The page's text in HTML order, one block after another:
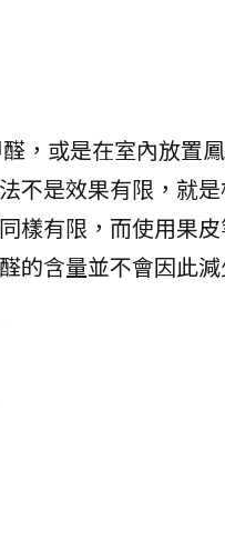
，或是在室內放置
不是效果有限，就
樣有限，而使用果
的含量並不會因此